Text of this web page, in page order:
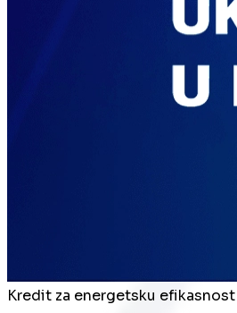
Kredit za energetsku efikasnost